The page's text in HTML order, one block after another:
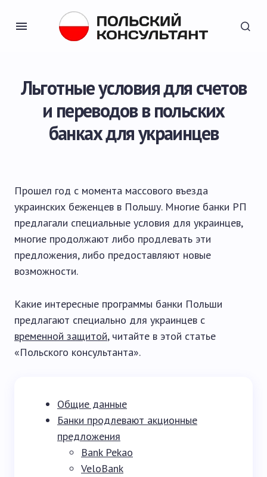
Льготные условия для счетов
и переводов в польских
банках для украинцев
Прошел год с момента массового въезда
украинских беженцев в Польшу. Многие банки РП
предлагали специальные условия для украинцев,
многие продолжают либо продлевать эти
предложения, либо предоставляют новые
возможности.
Какие интересные программы банки Польши
предлагают специально для украинцев с
временной защитой, читайте в этой статье
«Польского консультанта».
Общие данные
Банки продлевают акционные
предложения
Bank Pekao
VeloBank